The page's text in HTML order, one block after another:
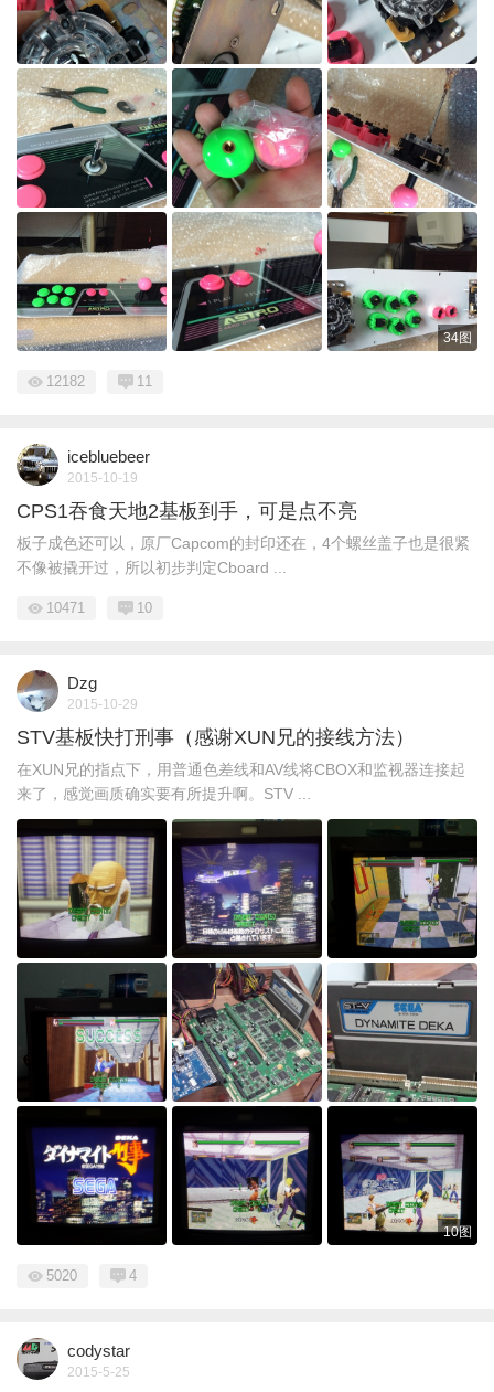
34图
12182 11
icebluebeer
2015-10-19
CPS1吞食天地2基板到手，可是点不亮
板子成色还可以，原厂Capcom的封印还在，4个螺丝盖子也是很紧
不像被撬开过，所以初步判定Cboard ...
10471 10
Dzg
2015-10-29
STV基板快打刑事（感谢XUN兄的接线方法）
在XUN兄的指点下，用普通色差线和AV线将CBOX和监视器连接起
来了，感觉画质确实要有所提升啊。STV ...
10图
5020 4
codystar
2015-5-25